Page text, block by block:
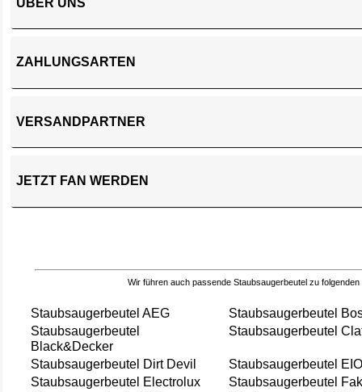
ZAHLUNGSARTEN
VERSANDPARTNER
JETZT FAN WERDEN
Wir führen auch passende Staubsaugerbeutel zu folgenden
Staubsaugerbeutel AEG
Staubsaugerbeutel
Staubsaugerbeutel
Black&Decker
Staubsaugerbeutel
Staubsaugerbeutel Dirt Devil
Staubsaugerbeutel
Staubsaugerbeutel Electrolux
Staubsaugerbeutel